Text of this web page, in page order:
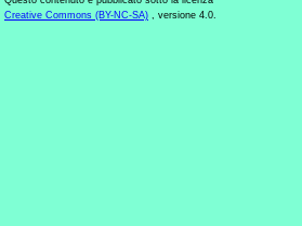
Creative Commons (BY-NC-SA) , versione 4.0.